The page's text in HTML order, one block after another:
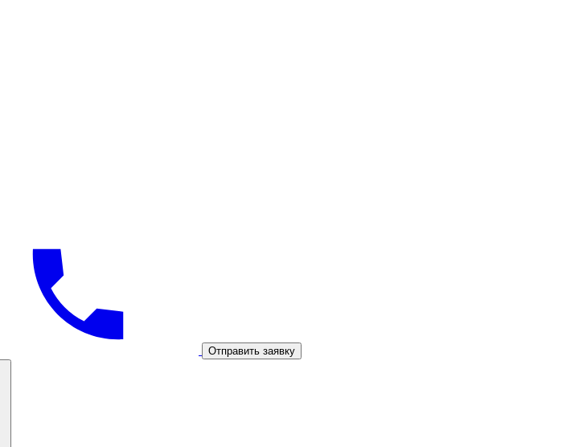
Отправить заявку